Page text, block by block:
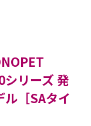
リーズ 発
［SAタイ